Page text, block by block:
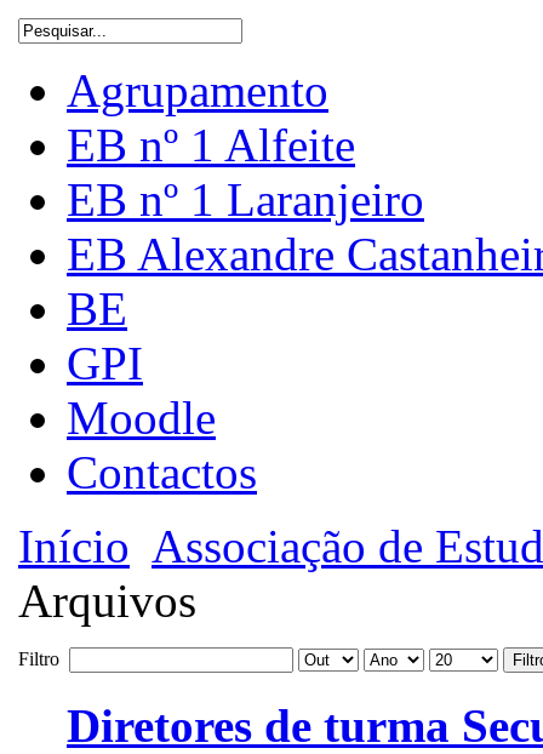
Agrupamento
EB nº 1 Alfeite
EB nº 1 Laranjeiro
EB Alexandre
BE
GPI
Moodle
Contactos
Início Associação de
Arquivos
Filtro
Diretores de turma